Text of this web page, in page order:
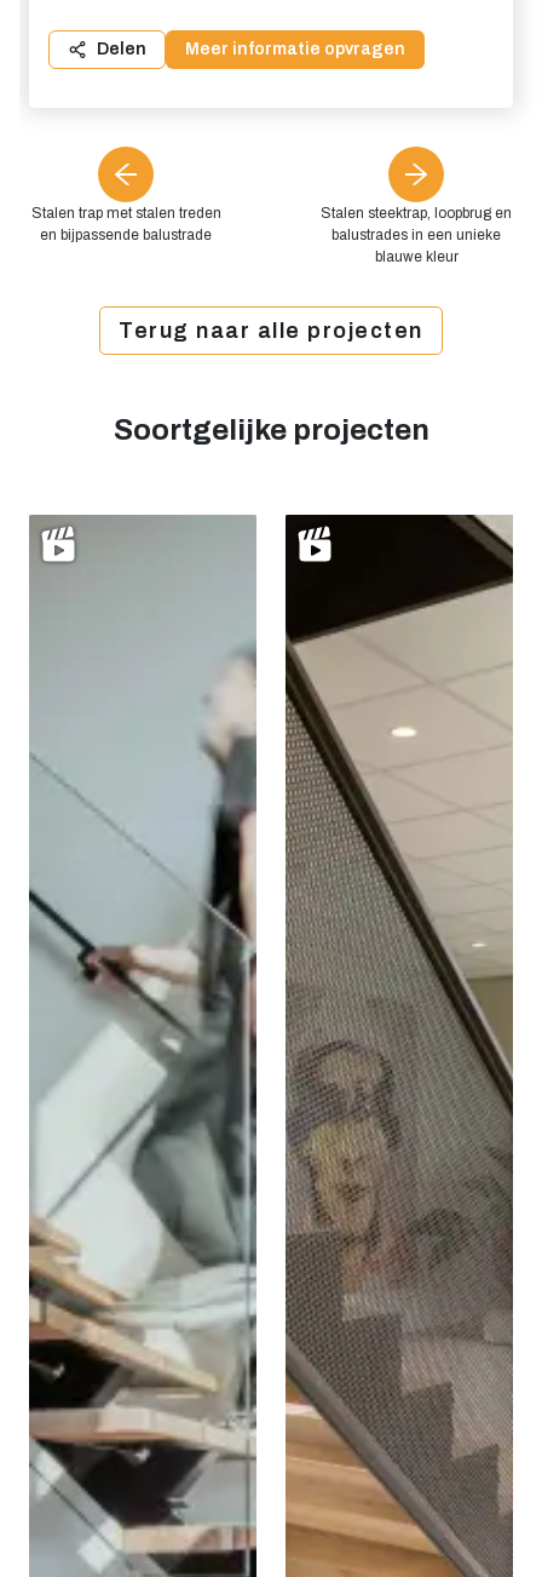
Stalen trap met stalen treden
en bijpassende balustrade
Delen Meer informatie opvragen
Stalen steektrap, loopbrug en
balustrades in een unieke
blauwe kleur
Terug naar alle projecten
Soortgelijke projecten